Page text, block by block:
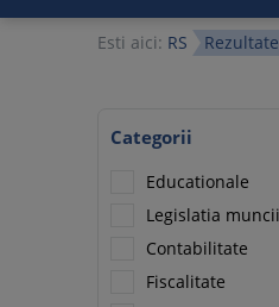
Esti aici: RS
Categorii
Educationale
Legislatia muncii
Contabilitate
Fiscalitate